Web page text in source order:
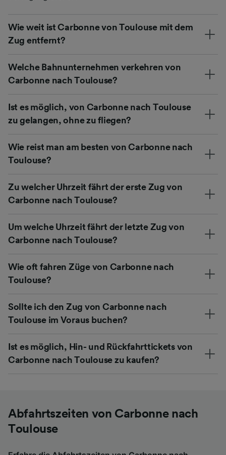
Wie weit ist Carbonne von Toulouse mit dem
Zug entfernt?
Welche Bahnunternehmen verkehren von
Carbonne nach Toulouse?
Ist es möglich, von Carbonne nach Toulouse
zu gelangen, ohne zu fliegen?
Wie reist man am besten von Carbonne nach
Toulouse?
Zu welcher Uhrzeit fährt der erste Zug von
Carbonne nach Toulouse?
Um welche Uhrzeit fährt der letzte Zug von
Carbonne nach Toulouse?
Wie oft fahren Züge von Carbonne nach
Toulouse?
Sollte ich den Zug von Carbonne nach
Toulouse im Voraus buchen?
Ist es möglich, Hin- und Rückfahrttickets von
Carbonne nach Toulouse zu kaufen?
Abfahrtszeiten von Carbonne nach
Toulouse